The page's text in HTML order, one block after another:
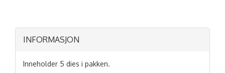
INFORMASJON
Inneholder 5 dies i pakken.